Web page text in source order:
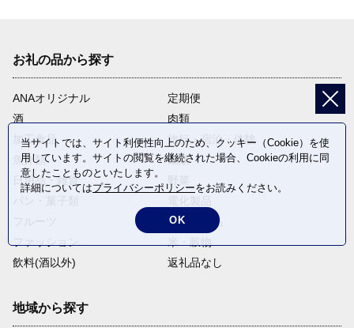
お礼の品から探す
ANAオリジナル
定期便
酒
肉類
加工食品
旅行・宿泊・体験
魚介類
麺類
日用品・雑貨
卵・乳製品
飲料(酒以外)
返礼品なし
地域から探す
当サイトでは、サイト利便性向上のため、クッキー（Cookie）を使
用しています。サイトの閲覧を継続された場合、Cookieの利用に同
意したことものといたします。
詳細についてはプライバシーポリシーをお読みください。
OK